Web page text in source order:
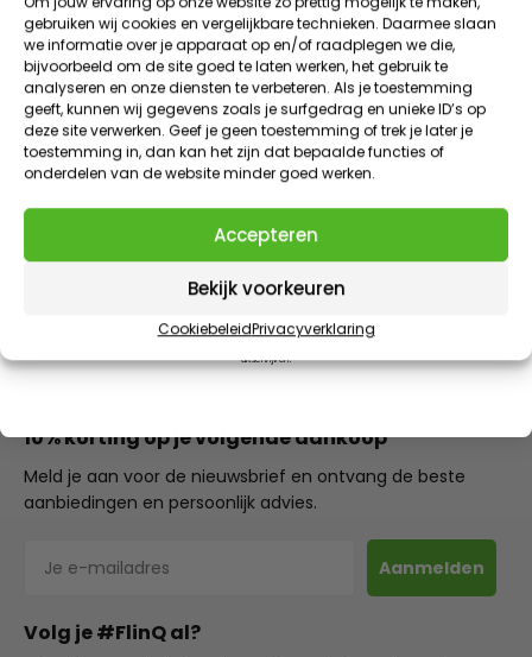
gebruiken wij cookies en vergelijkbare technieken. Daarmee slaan
we informatie over je apparaat op en/of raadplegen we die,
bijvoorbeeld om de site goed te laten werken, het gebruik te
analyseren en onze diensten te verbeteren. Als je toestemming
geeft, kunnen wij gegevens zoals je surfgedrag en unieke ID’s op
deze site verwerken. Geef je geen toestemming of trek je later je
toestemming in, dan kan het zijn dat bepaalde functies of
onderdelen van de website minder goed werken.
Accepteren
Bekijk voorkeuren
CookiebeleidPrivacyverklaring
EXTRA INFORMATIE
BEOORDELINGEN (5)
DOWNLOADS
10% korting op je volgende aankoop
Meld je aan voor de nieuwsbrief en ontvang de beste
aanbiedingen en persoonlijk advies.
Aanmelden
Volg je #FlinQ al?
Meld je aan voor onze nieuwsbrief en ontvang direct
10% kortingop je eerste bestelling
VIP KORTINGEN | EXCLUSIEVE TOEGANG | NIEUWE PRODUCTEN
E-mailadres
Claim 10% korting
AANBOD EINDIGT IN
Countdown ends in:
101::57
57
Door dit formulier in te vullen meld je je aan voor onze e-mails. Je kunt je op ieder moment weer
uitschrijven.